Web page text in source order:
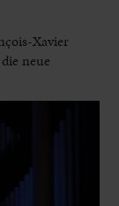
Xavier
neue